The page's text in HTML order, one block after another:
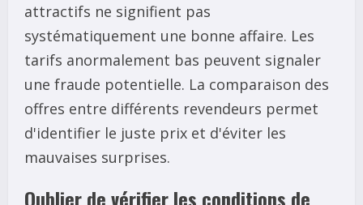
attractifs ne signifient pas
systématiquement une bonne affaire. Les
tarifs anormalement bas peuvent signaler
une fraude potentielle. La comparaison des
offres entre différents revendeurs permet
d'identifier le juste prix et d'éviter les
mauvaises surprises.
Oublier de vérifier les conditions de